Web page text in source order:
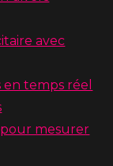
avec
en temps réel
pour mesurer